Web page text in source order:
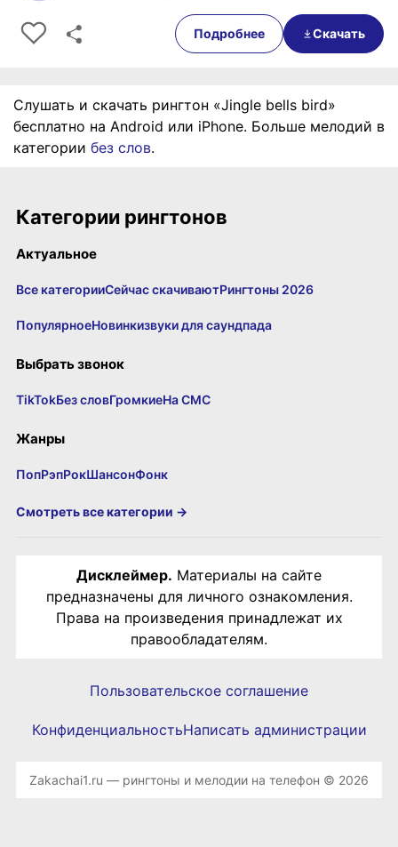
00:26
Подробнее Скачать
Слушать и скачать рингтон «Jingle bells bird»
бесплатно на Android или iPhone. Больше мелодий в
категории без слов.
Категории рингтонов
Актуальное
Все категорииСейчас скачиваютРингтоны 2026
ПопулярноеНовинкизвуки для саундпада
Выбрать звонок
TikTokБез словГромкиеНа СМС
Жанры
ПопРэпРокШансонФонк
Смотреть все категории →
Дисклеймер. Материалы на сайте
предназначены для личного ознакомления.
Права на произведения принадлежат их
правообладателям.
Пользовательское соглашение
КонфиденциальностьНаписать администрации
Zakachai1.ru — рингтоны и мелодии на телефон © 2026